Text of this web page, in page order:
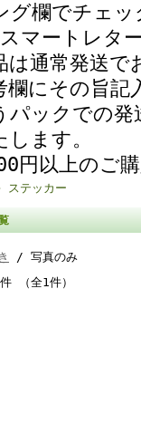
グ欄でチェ
マートレタ
は通常発送で
欄にその旨記
パックでの
します。
円以上のご
ステッカー
/ 写真のみ
（全1件）